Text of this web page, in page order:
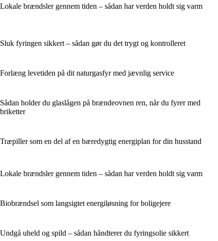
Lokale brændsler gennem tiden – sådan har verden holdt sig varm
Sluk fyringen sikkert – sådan gør du det trygt og kontrolleret
Forlæng levetiden på dit naturgasfyr med jævnlig service
Sådan holder du glaslågen på brændeovnen ren, når du fyrer med
briketter
Træpiller som en del af en bæredygtig energiplan for din husstand
Lokale brændsler gennem tiden – sådan har verden holdt sig varm
Biobrændsel som langsigtet energiløsning for boligejere
Undgå uheld og spild – sådan håndterer du fyringsolie sikkert